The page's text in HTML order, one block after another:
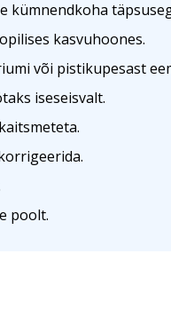
kümnendkoha
kasvuhoones.
või pistikupesast
iseseisvalt.
poolt.